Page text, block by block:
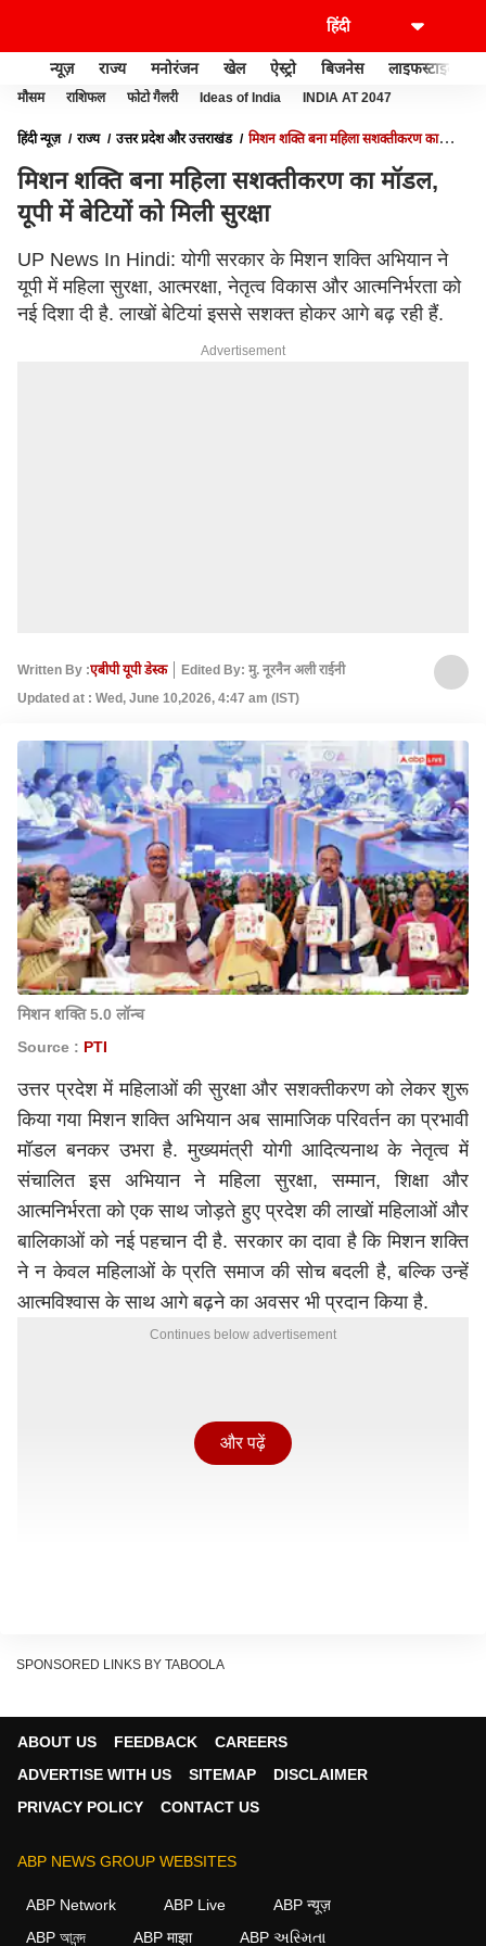
न्यूज़ राज्य मनोरंजन खेल ऐस्ट्रो बिजनेस लाइफस्टाइल
मौसम राशिफल फोटो गैलरी Ideas of India INDIA AT 2047
हिंदी न्यूज़ राज्य उत्तर प्रदेश और उत्तराखंड
मिशन शक्ति बना महिला सशक्तीकरण का
मिशन शक्ति बना महिला सशक्तीकरण का मॉडल,
यूपी में बेटियों को मिली सुरक्षा
UP News In Hindi: योगी सरकार के मिशन शक्ति अभियान ने
यूपी में महिला सुरक्षा, आत्मरक्षा, नेतृत्व विकास और आत्मनिर्भरता को
नई दिशा दी है. लाखों बेटियां इससे सशक्त होकर आगे बढ़ रही हैं.
Advertisement
Written By :एबीपी यूपी डेस्क
Edited By: मु. नूरनैन अली राईनी
Updated at : Wed, June 10,2026, 4:47 am (IST)
मिशन शक्ति 5.0 लॉन्च
Source : PTI
उत्तर प्रदेश में महिलाओं की सुरक्षा और सशक्तीकरण को लेकर शुरू
किया गया मिशन शक्ति अभियान अब सामाजिक परिवर्तन का प्रभावी
मॉडल बनकर उभरा है. मुख्यमंत्रीयोगी आदित्यनाथके नेतृत्व में
संचालित इस अभियान ने महिला सुरक्षा, सम्मान, शिक्षा और
आत्मनिर्भरता को एक साथ जोड़ते हुए प्रदेश की लाखों महिलाओं और
बालिकाओं को नई पहचान दी है. सरकार का दावा है कि मिशन शक्ति
ने न केवल महिलाओं के प्रति समाज की सोच बदली है, बल्कि उन्हें
आत्मविश्वास के साथ आगे बढ़ने का अवसर भी प्रदान किया है.
Continues below advertisement
बालिका विद्यालयों में व्यापक स्तर पर आत्मरक्षा प्रशिक्षण कार्यक्रम
डिफेंस का प्रशिक्षण दिया गया. इससे छात्राओं में आत्मरक्षा की
और पढ़ें
SPONSORED LINKS BY TABOOLA
ABOUT US FEEDBACK
CAREERS
ADVERTISE WITH US
SITEMAP
DISCLAIMER
PRIVACY POLICY
CONTACT US
ABP NEWS GROUP WEBSITES
ABP Network ABP Live
ABP न्यूज़
ABP আনন্দ
ABP माझा ABP અસ્મિતા